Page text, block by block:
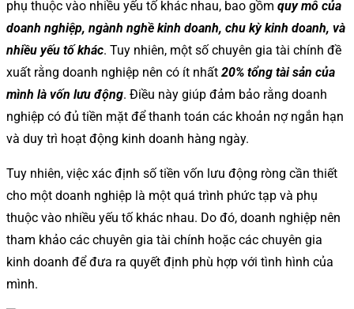
phụ thuộc vào nhiều yếu tố khác nhau, bao gồm quy mô của
doanh nghiệp, ngành nghề kinh doanh, chu kỳ kinh doanh, và
nhiều yếu tố khác. Tuy nhiên, một số chuyên gia tài chính đề
xuất rằng doanh nghiệp nên có ít nhất 20% tổng tài sản của
mình là vốn lưu động. Điều này giúp đảm bảo rằng doanh
nghiệp có đủ tiền mặt để thanh toán các khoản nợ ngắn hạn
và duy trì hoạt động kinh doanh hàng ngày.
Tuy nhiên, việc xác định số tiền vốn lưu động ròng cần thiết
cho một doanh nghiệp là một quá trình phức tạp và phụ
thuộc vào nhiều yếu tố khác nhau. Do đó, doanh nghiệp nên
tham khảo các chuyên gia tài chính hoặc các chuyên gia
kinh doanh để đưa ra quyết định phù hợp với tình hình của
mình.